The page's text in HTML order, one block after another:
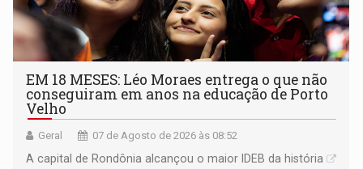
EM 18 MESES: Léo Moraes entrega o que não
conseguiram em anos na educação de Porto
Velho
Geral 07 de Agosto de 2026 às 08:52
A capital de Rondônia alcançou o maior IDEB da história